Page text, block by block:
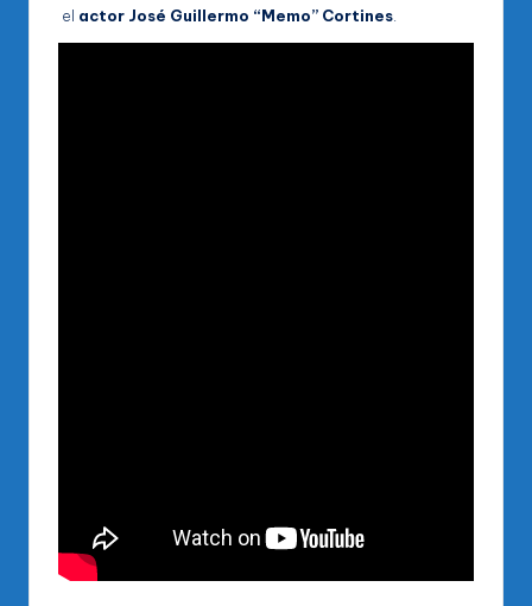
el actor José Guillermo “Memo” Cortines